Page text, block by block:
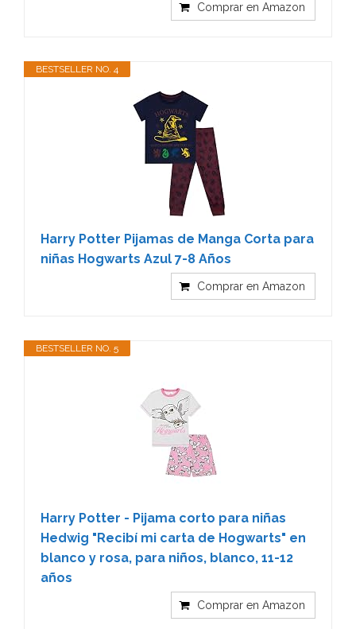
Comprar en Amazon
BESTSELLER NO. 4
Harry Potter Pijamas de Manga Corta para
niñas Hogwarts Azul 7-8 Años
Comprar en Amazon
BESTSELLER NO. 5
Harry Potter - Pijama corto para niñas
Hedwig "Recibí mi carta de Hogwarts" en
blanco y rosa, para niños, blanco, 11-12
años
Comprar en Amazon